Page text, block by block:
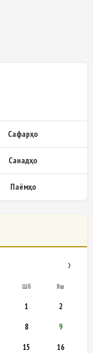
Сафарҳо
Санадҳо
Паёмҳо
›
Шб Яш
1
2
8
9
15
16